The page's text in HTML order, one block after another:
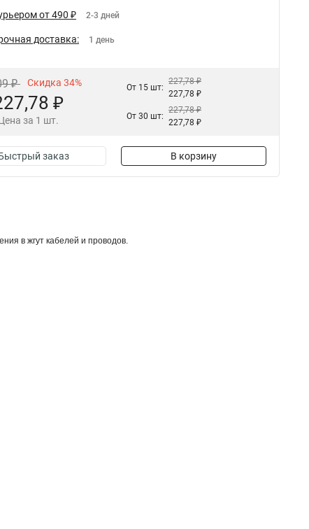
от 490 ₽ 2-3 дней
доставка: 1 день
₽ Скидка 34%
₽
за 1 шт.
От 15 шт:
227,78 ₽
227,78 ₽
От 30 шт:
227,78 ₽
227,78 ₽
заказ В корзину
в жгут кабелей и проводов.